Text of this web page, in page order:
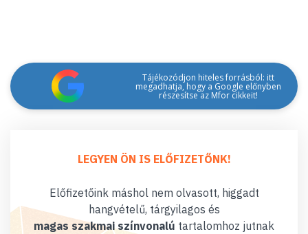
Tájékozódjon hiteles forrásból: itt
megadhatja, hogy a Google előnyben
részesítse az Mfor cikkeit!
LEGYEN ÖN IS ELŐFIZETŐNK!
Előfizetőink máshol nem olvasott, higgadt
hangvételű, tárgyilagos és
magas szakmai színvonalú tartalomhoz jutnak